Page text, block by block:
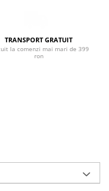
TRANSPORT GRATUIT
la comenzi mai mari de 399
ron